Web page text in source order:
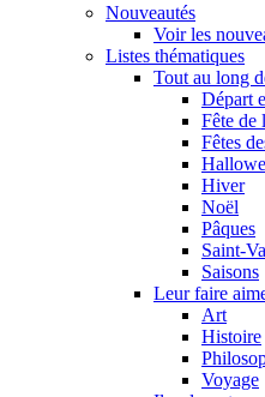
Nouveautés
Voir les
Listes thématiques
Tout au long
Départ
Fête de
Fêtes
Hiver
Noël
Pâques
Saint-
Saisons
Leur faire
Art
Histoire
Voyage